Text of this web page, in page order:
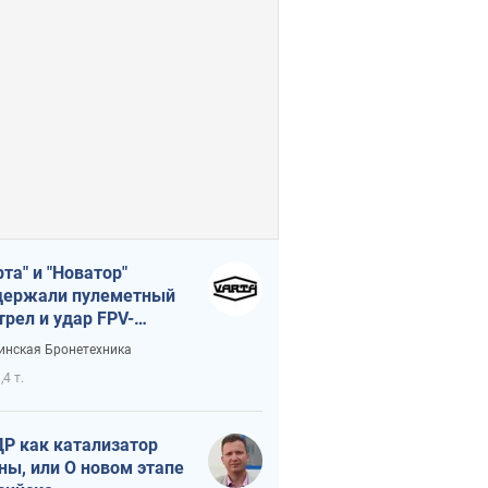
и "Новатор"
пулеметный
и удар FPV-
сохранив жизнь
Бронетехника
т.
как катализатор
или О новом этапе